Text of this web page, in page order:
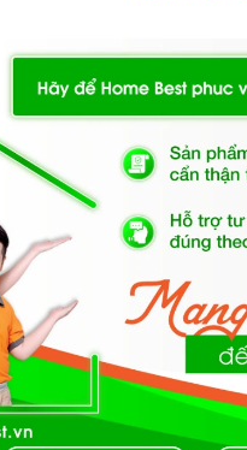
Ảnh minh
gianVòi nước Argo G-
dụng linh hoạt có thể
hàng khi lựa chọn
rửa Argo G-2485-02
lõi vòi được làm bằng
chiếc từ Ý, có bề mặt
bên ngoài. Bên cạnh
khi sử dụng và từ chất
việc vệ sinh được